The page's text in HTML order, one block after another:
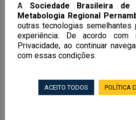
A Sociedade Brasileira de
Metabologia Regional
outras tecnologias semelhantes
experiência. De acordo
Privacidade, ao continuar
com essas condições.
ACEITO TODOS POLÍTICA